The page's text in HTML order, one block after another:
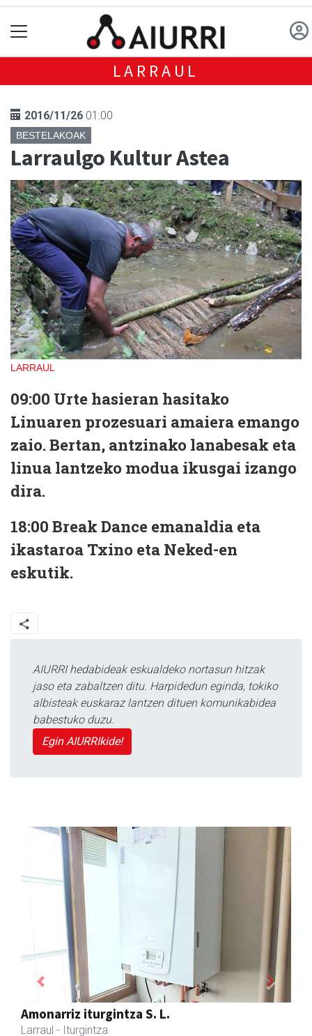
LARRAUL
2016/11/26 01:00
BESTELAKOAK
Larraulgo Kultur Astea
LARRAUL
09:00 Urte hasieran hasitako
Linuaren prozesuari amaiera emango
zaio. Bertan, antzinako lanabesak eta
linua lantzeko modua ikusgai izango
dira.
18:00 Break Dance emanaldia eta
ikastaroa Txino eta Neked-en
eskutik.
AIURRI hedabideak eskualdeko nortasun hitzak
jaso eta zabaltzen ditu. Harpidedun eginda, tokiko
albisteak euskaraz lantzen dituen komunikabidea
babestuko duzu.
Egin AIURRIkide!
Larraulgo herri ostatua
Larraul - Jatetxeak
Previous Next